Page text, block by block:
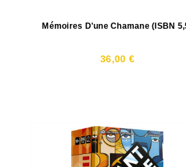
Mémoires D'une Chamane (ISBN
36,00 €